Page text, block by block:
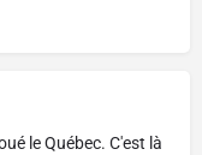
le Québec. C'est là